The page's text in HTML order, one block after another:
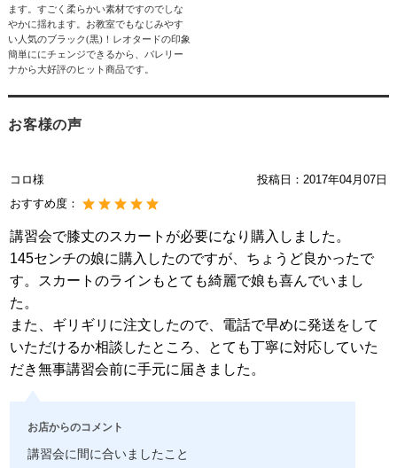
ます。すごく柔らかい素材ですのでしな
やかに揺れます。お教室でもなじみやす
い人気のブラック(黒)！レオタードの印象
簡単ににチェンジできるから、バレリー
ナから大好評のヒット商品です。
お客様の声
コロ様 投稿日： 2017年04月07日
おすすめ度：
講習会で膝丈のスカートが必要になり購入しました。
145センチの娘に購入したのですが、ちょうど良かったで
す。スカートのラインもとても綺麗で娘も喜んでいまし
た。
また、ギリギリに注文したので、電話で早めに発送をして
いただけるか相談したところ、とても丁寧に対応していた
だき無事講習会前に手元に届きました。
お店からのコメント
講習会に間に合いましたこと